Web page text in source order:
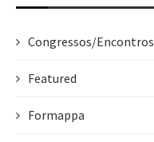
Congressos/Encontros
Featured
Formappa